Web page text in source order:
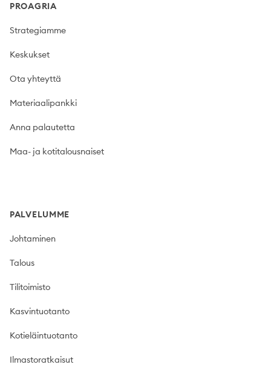
PROAGRIA
Strategiamme
Keskukset
Ota yhteyttä
Materiaalipankki
Anna palautetta
Maa- ja kotitalousnaiset
PALVELUMME
Johtaminen
Talous
Tilitoimisto
Kasvintuotanto
Kotieläintuotanto
Ilmastoratkaisut